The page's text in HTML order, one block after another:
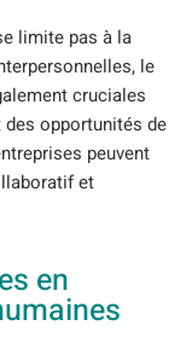
limite pas à la
le
cruciales
opportunités de
peuvent
et
en